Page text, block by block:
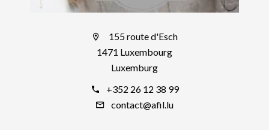
155 route d'Esch
1471 Luxembourg
Luxemburg
+352 26 12 38 99
contact@afil.lu